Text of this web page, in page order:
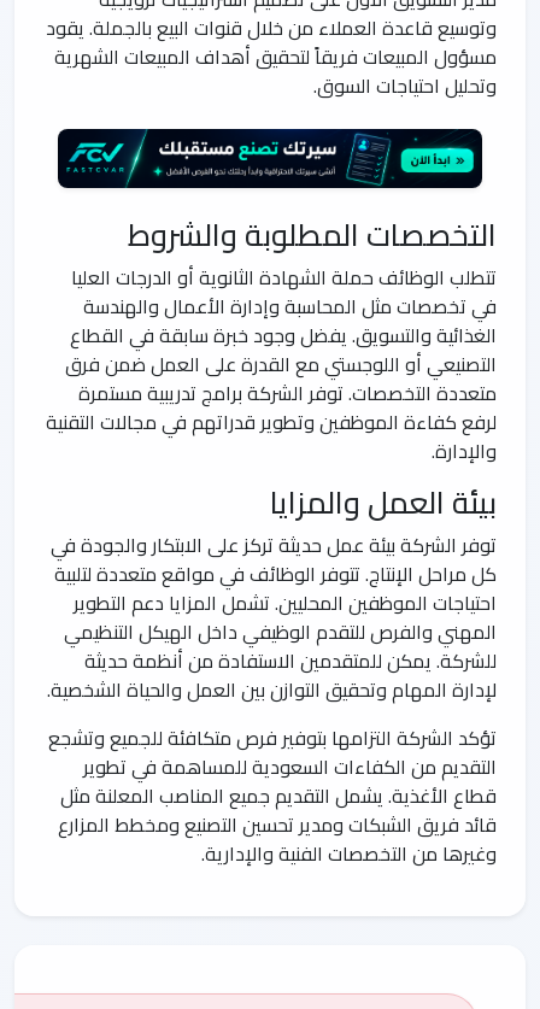
وتوسيع قاعدة العملاء من خلال قنوات البيع بالجملة. يقود
مسؤول المبيعات فريقاً لتحقيق أهداف المبيعات الشهرية
وتحليل احتياجات السوق.
التخصصات المطلوبة والشروط
تتطلب الوظائف حملة الشهادة الثانوية أو الدرجات العليا
في تخصصات مثل المحاسبة وإدارة الأعمال والهندسة
الغذائية والتسويق. يفضل وجود خبرة سابقة في القطاع
التصنيعي أو اللوجستي مع القدرة على العمل ضمن فرق
متعددة التخصصات. توفر الشركة برامج تدريبية مستمرة
لرفع كفاءة الموظفين وتطوير قدراتهم في مجالات التقنية
والإدارة.
بيئة العمل والمزايا
توفر الشركة بيئة عمل حديثة تركز على الابتكار والجودة في
كل مراحل الإنتاج. تتوفر الوظائف في مواقع متعددة لتلبية
احتياجات الموظفين المحليين. تشمل المزايا دعم التطوير
المهني والفرص للتقدم الوظيفي داخل الهيكل التنظيمي
للشركة. يمكن للمتقدمين الاستفادة من أنظمة حديثة
لإدارة المهام وتحقيق التوازن بين العمل والحياة الشخصية.
تؤكد الشركة التزامها بتوفير فرص متكافئة للجميع وتشجع
التقديم من الكفاءات السعودية للمساهمة في تطوير
قطاع الأغذية. يشمل التقديم جميع المناصب المعلنة مثل
قائد فريق الشبكات ومدير تحسين التصنيع ومخطط المزارع
وغيرها من التخصصات الفنية والإدارية.